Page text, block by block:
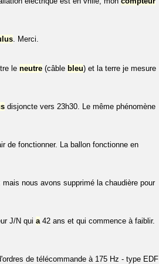
. Merci.
le neutre (câble bleu) et la terre je mesure
disjoncte vers 23h30. Le même phénomène
de fonctionner. La ballon fonctionne en
nous avons supprimé la chaudière pour
J/N qui a42 ans et qui commence à faiblir.
de télécommande à 175 Hz - type EDF